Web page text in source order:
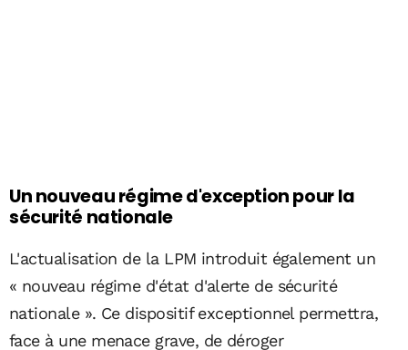
Un nouveau régime d'exception pour la
sécurité nationale
L'actualisation de la LPM introduit également un
« nouveau régime d'état d'alerte de sécurité
nationale ». Ce dispositif exceptionnel permettra,
face à une menace grave, de déroger